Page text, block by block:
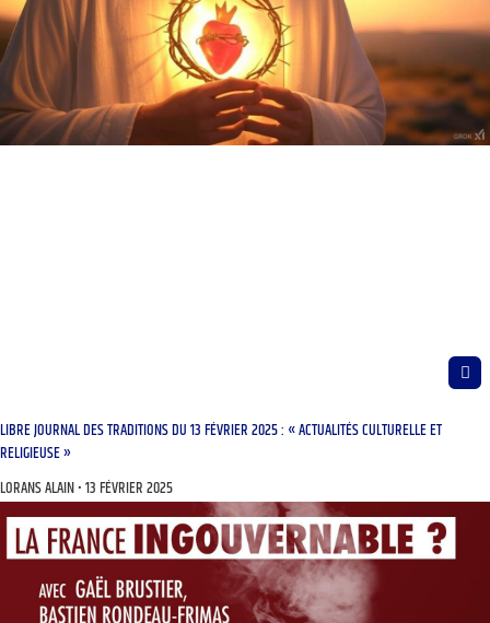
LIBRE JOURNAL DES TRADITIONS DU 13 FÉVRIER 2025 : « ACTUALITÉS CULTURELLE ET
RELIGIEUSE »
LORANS ALAIN 13 FÉVRIER 2025